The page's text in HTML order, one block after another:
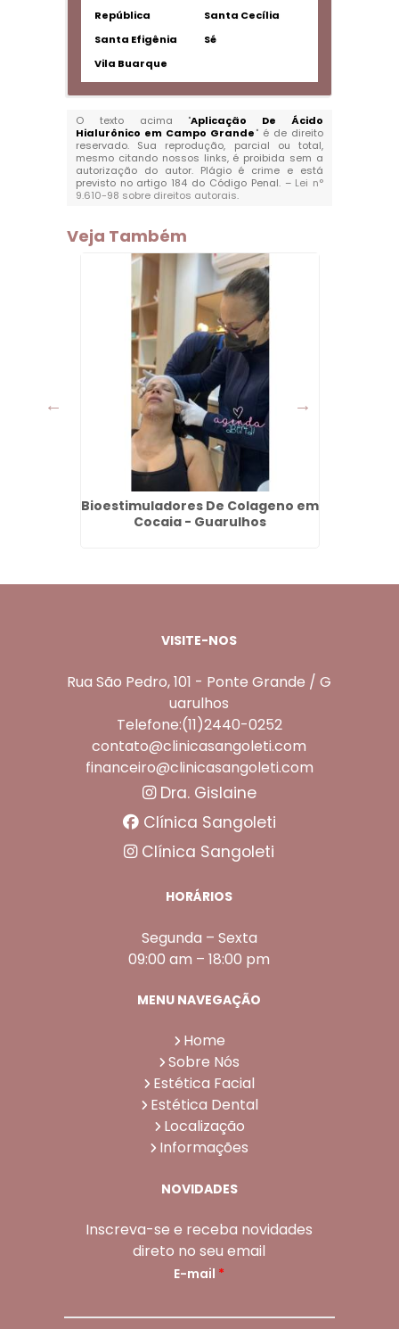
República
Santa Cecília
Santa Efigênia
Sé
Vila Buarque
O texto acima "Aplicação De Ácido
Hialurônico em Campo Grande" é de direito
reservado. Sua reprodução, parcial ou total,
mesmo citando nossos links, é proibida sem a
autorização do autor. Plágio é crime e está
previsto no artigo 184 do Código Penal. – Lei n°
9.610-98 sobre direitos autorais.
Veja Também
Bioestimuladores De Colageno em
Cocaia - Guarulhos
VISITE-NOS
Rua São Pedro, 101 - Ponte Grande / G
uarulhos
Telefone:(11)2440-0252
contato@clinicasangoleti.com
financeiro@clinicasangoleti.com
Dra. Gislaine
Clínica Sangoleti
Clínica Sangoleti
HORÁRIOS
Segunda – Sexta
09:00 am – 18:00 pm
MENU NAVEGAÇÃO
Home
Sobre Nós
Estética Facial
Estética Dental
Localização
Informações
NOVIDADES
Inscreva-se e receba novidades
direto no seu email
E-mail *